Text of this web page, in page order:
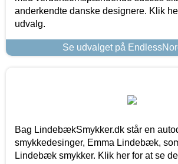
anderkendte danske designere. Klik
udvalg.
Se udvalget på
Bag LindebækSmykker.dk står en
smykkedesinger, Emma Lindebæk,
Lindebæk smykker. Klik her for at se